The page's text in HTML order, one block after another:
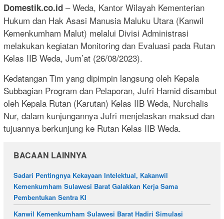
Domestik.co.id – Weda, Kantor Wilayah Kementerian
Hukum dan Hak Asasi Manusia Maluku Utara (Kanwil
Kemenkumham Malut) melalui Divisi Administrasi
melakukan kegiatan Monitoring dan Evaluasi pada Rutan
Kelas IIB Weda, Jum’at (26/08/2023).
Kedatangan Tim yang dipimpin langsung oleh Kepala
Subbagian Program dan Pelaporan, Jufri Hamid disambut
oleh Kepala Rutan (Karutan) Kelas IIB Weda, Nurchalis
Nur, dalam kunjungannya Jufri menjelaskan maksud dan
tujuannya berkunjung ke Rutan Kelas IIB Weda.
BACAAN LAINNYA
Sadari Pentingnya Kekayaan Intelektual, Kakanwil
Kemenkumham Sulawesi Barat Galakkan Kerja Sama
Pembentukan Sentra KI
Kanwil Kemenkumham Sulawesi Barat Hadiri Simulasi